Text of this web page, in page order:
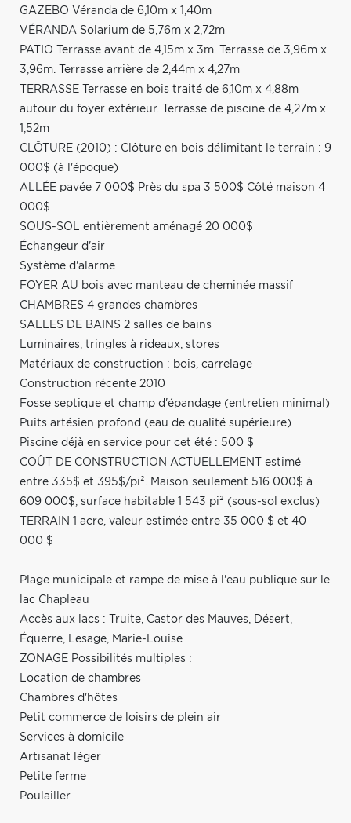
GAZEBO Véranda de 6,10m x 1,40m
VÉRANDA Solarium de 5,76m x 2,72m
PATIO Terrasse avant de 4,15m x 3m. Terrasse de 3,96m x
3,96m. Terrasse arrière de 2,44m x 4,27m
TERRASSE Terrasse en bois traité de 6,10m x 4,88m
autour du foyer extérieur. Terrasse de piscine de 4,27m x
1,52m
CLÔTURE (2010) : Clôture en bois délimitant le terrain : 9
000$ (à l'époque)
ALLÉE pavée 7 000$ Près du spa 3 500$ Côté maison 4
000$
SOUS-SOL entièrement aménagé 20 000$
Échangeur d'air
Système d'alarme
FOYER AU bois avec manteau de cheminée massif
CHAMBRES 4 grandes chambres
SALLES DE BAINS 2 salles de bains
Luminaires, tringles à rideaux, stores
Matériaux de construction : bois, carrelage
Construction récente 2010
Fosse septique et champ d'épandage (entretien minimal)
Puits artésien profond (eau de qualité supérieure)
Piscine déjà en service pour cet été : 500 $
COÛT DE CONSTRUCTION ACTUELLEMENT estimé
entre 335$ et 395$/pi². Maison seulement 516 000$ à
609 000$, surface habitable 1 543 pi² (sous-sol exclus)
TERRAIN 1 acre, valeur estimée entre 35 000 $ et 40
000 $
Plage municipale et rampe de mise à l'eau publique sur le
lac Chapleau
Accès aux lacs : Truite, Castor des Mauves, Désert,
Équerre, Lesage, Marie-Louise
ZONAGE Possibilités multiples :
Location de chambres
Chambres d'hôtes
Petit commerce de loisirs de plein air
Services à domicile
Artisanat léger
Petite ferme
Poulailler